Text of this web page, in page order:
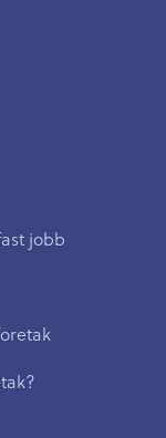
jobb